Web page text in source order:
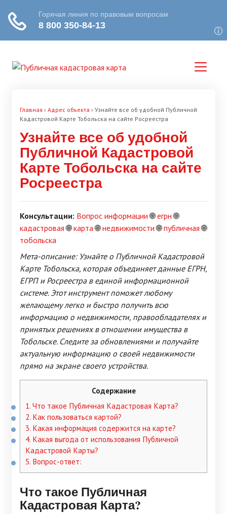
Главная › Адрес объекта › Узнайте все об удобной Публичной
Кадастровой Карте Тобольска на сайте Росреестра
Узнайте все об удобной
Публичной Кадастровой
Карте Тобольска на сайте
Росреестра
Консультации: Вопрос информации🌐егрн🌐
кадастровая🌐карта🌐недвижимости🌐публичная🌐
тобольска
Мета-описание: Узнайте о Публичной Кадастровой
Карте Тобольска, которая объединяет данные ЕГРН,
ЕГРП и Росреестра в единой информационной
системе. Этот инструмент поможет любому
желающему легко и быстро получить всю
информацию о недвижимости, правообладателях и
принятых решениях в отношении имущества в
Тобольске. Следите за обновлениями и получайте
актуальную информацию о своей недвижимости
прямо на экране своего устройства.
Содержание
1. Что такое Публичная Кадастровая Карта?
2. Как пользоваться картой?
3. Какая информация содержится на карте?
4. Какая выгода от использования Публичной
Кадастровой Карты?
5. Вопрос-ответ:
Что такое Публичная
Кадастровая Карта?